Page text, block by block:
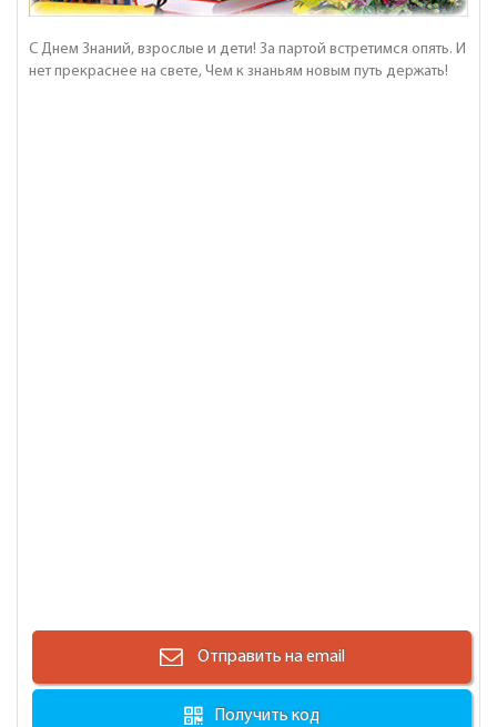
С Днем Знаний, взрослые и дети! За партой встретимся опять. И
нет прекраснее на свете, Чем к знаньям новым путь держать!
Отправить на email
Получить код